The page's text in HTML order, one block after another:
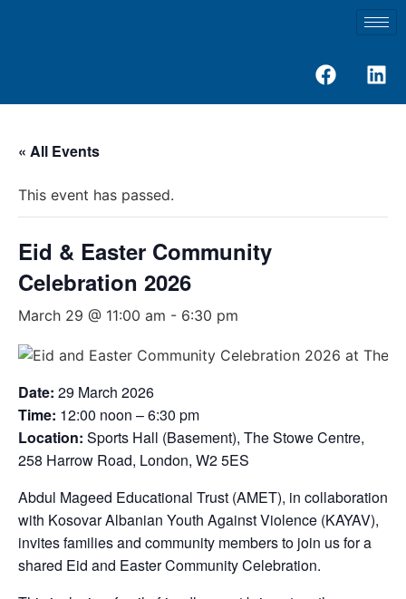
« All Events
This event has passed.
Eid & Easter Community
Celebration 2026
March 29 @ 11:00 am - 6:30 pm
Date: 29 March 2026
Time: 12:00 noon – 6:30 pm
Location: Sports Hall (Basement), The Stowe Centre,
258 Harrow Road, London, W2 5ES
Abdul Mageed Educational Trust (AMET), in collaboration
with Kosovar Albanian Youth Against Violence (KAYAV),
invites families and community members to join us for a
shared Eid and Easter Community Celebration.